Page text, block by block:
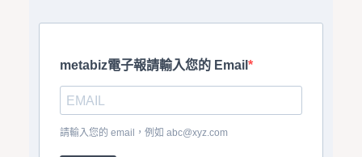
metabiz電子報請輸入您的 Email
請輸入您的 email，例如 abc@xyz.com